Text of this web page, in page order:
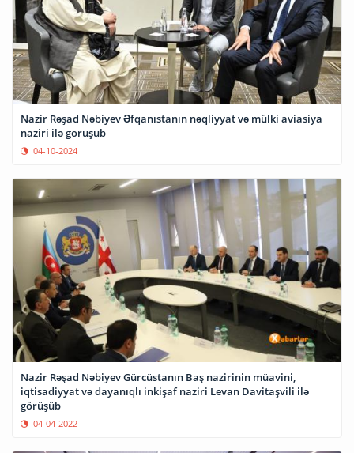
Nazir Rəşad Nəbiyev Əfqanıstanın nəqliyyat və mülki aviasiya
naziri ilə görüşüb
04-10-2024
Nazir Rəşad Nəbiyev Gürcüstanın Baş nazirinin müavini,
iqtisadiyyat və dayanıqlı inkişaf naziri Levan Davitaşvili ilə
görüşüb
04-04-2022